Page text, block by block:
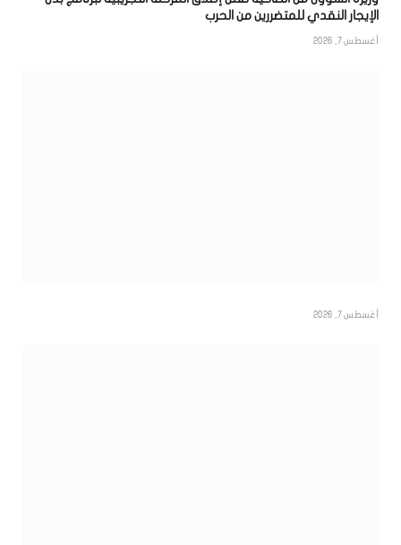
الإيجار النقدي للمتضررين من الحرب
أغسطس 7, 2026
أغسطس 7, 2026